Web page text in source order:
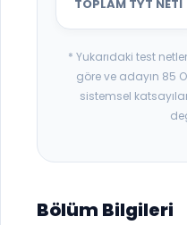
TOPLAM TYT NETI
* Yukarıdaki test
göre ve adayın 85
sistemsel
Bölüm Bilgileri